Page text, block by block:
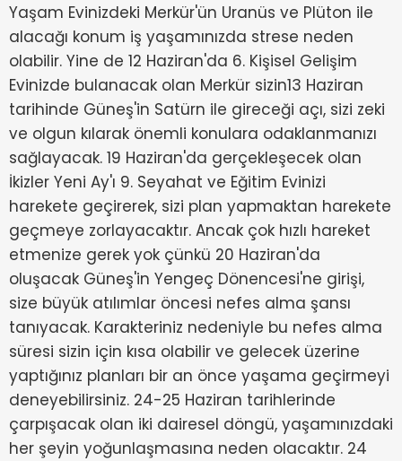
Yaşam Evinizdeki Merkür'ün Uranüs ve Plüton ile
alacağı konum iş yaşamınızda strese neden
olabilir. Yine de 12 Haziran'da 6. Kişisel Gelişim
Evinizde bulanacak olan Merkür sizin13 Haziran
tarihinde Güneş'in Satürn ile gireceği açı, sizi zeki
ve olgun kılarak önemli konulara odaklanmanızı
sağlayacak. 19 Haziran'da gerçekleşecek olan
İkizler Yeni Ay'ı 9. Seyahat ve Eğitim Evinizi
harekete geçirerek, sizi plan yapmaktan harekete
geçmeye zorlayacaktır. Ancak çok hızlı hareket
etmenize gerek yok çünkü 20 Haziran'da
oluşacak Güneş'in Yengeç Dönencesi'ne girişi,
size büyük atılımlar öncesi nefes alma şansı
tanıyacak. Karakteriniz nedeniyle bu nefes alma
süresi sizin için kısa olabilir ve gelecek üzerine
yaptığınız planları bir an önce yaşama geçirmeyi
deneyebilirsiniz. 24-25 Haziran tarihlerinde
çarpışacak olan iki dairesel döngü, yaşamınızdaki
her şeyin yoğunlaşmasına neden olacaktır. 24